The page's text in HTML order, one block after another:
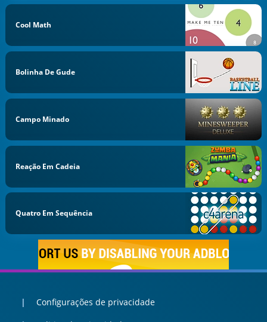
Cool Math
Bolinha De Gude
Campo Minado
Reação Em Cadeia
Quatro Em Sequência
Configurações de privacidade